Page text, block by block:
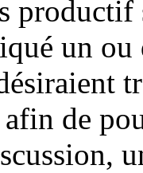
productif
un
de